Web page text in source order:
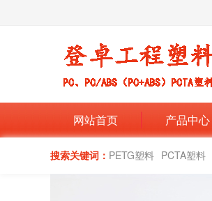
网站首页 产品中心
搜索关键词： PETG塑料 PCTA塑料